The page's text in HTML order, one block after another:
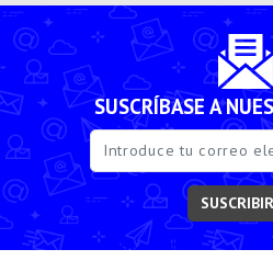
SUSCRÍBASE A